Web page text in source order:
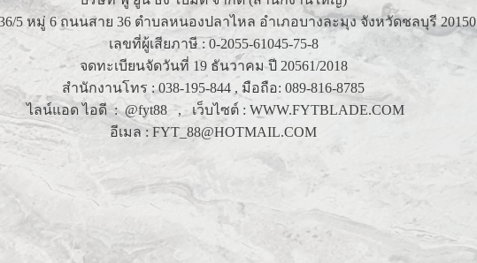
5 หมู่ 6 ถนนสาย 36 ตำบลหนองปลาไหล อำเภอบางละมุง จังหวัดชลบุรี 20150
เลขที่ผู้เสียภาษี : 0-2055-61045-75-8
จดทะเบียนจัดวันที่ 19 ธันวาคม ปี 20561/2018
สำนักงานโทร : 038-195-844 , มือถือ: 089-816-8785
ไลน์แอด ไอดี : @fyt88 , เว็บไซต์ : WWW.FYTBLADE.COM
อีเมล : FYT_88@HOTMAIL.COM